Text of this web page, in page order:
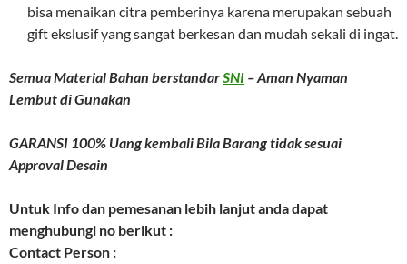
bisa menaikan citra pemberinya karena merupakan sebuah
gift ekslusif yang sangat berkesan dan mudah sekali di ingat.
Semua Material Bahan berstandarSNI – Aman Nyaman
Lembut di Gunakan
GARANSI 100% Uang kembali Bila Barang tidak sesuai
Approval Desain
Untuk Info dan pemesanan lebih lanjut anda dapat
menghubungi no berikut :
Contact Person :